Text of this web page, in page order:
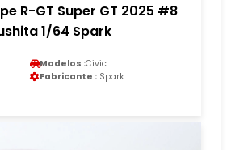
R-GT Super GT 2025 #8
1/64 Spark
Modelos :Civic
Fabricante : Spark